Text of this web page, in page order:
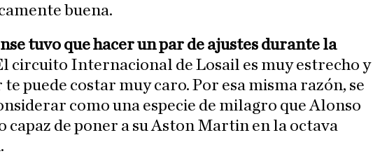
buena.
tuvo que hacer un par de ajustes durante la
circuito Internacional de Losail es muy estrecho y
puede costar muy caro. Por esa misma razón, se
como una especie de milagro que Alonso
capaz de poner a su Aston Martin en la octava